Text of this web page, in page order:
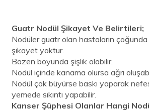
Guatr Nodül Şikayet Ve Belirtileri;
Nodüler guatr olan hastaların
şikayet yoktur.
Bazen boyunda şişlik olabilir.
Nodül içinde kanama olursa ağrı
Nodül çok büyürse baskı yaparak
yemede sıkıntı yapabilir.
Kanser Şüphesi Olanlar Hangi